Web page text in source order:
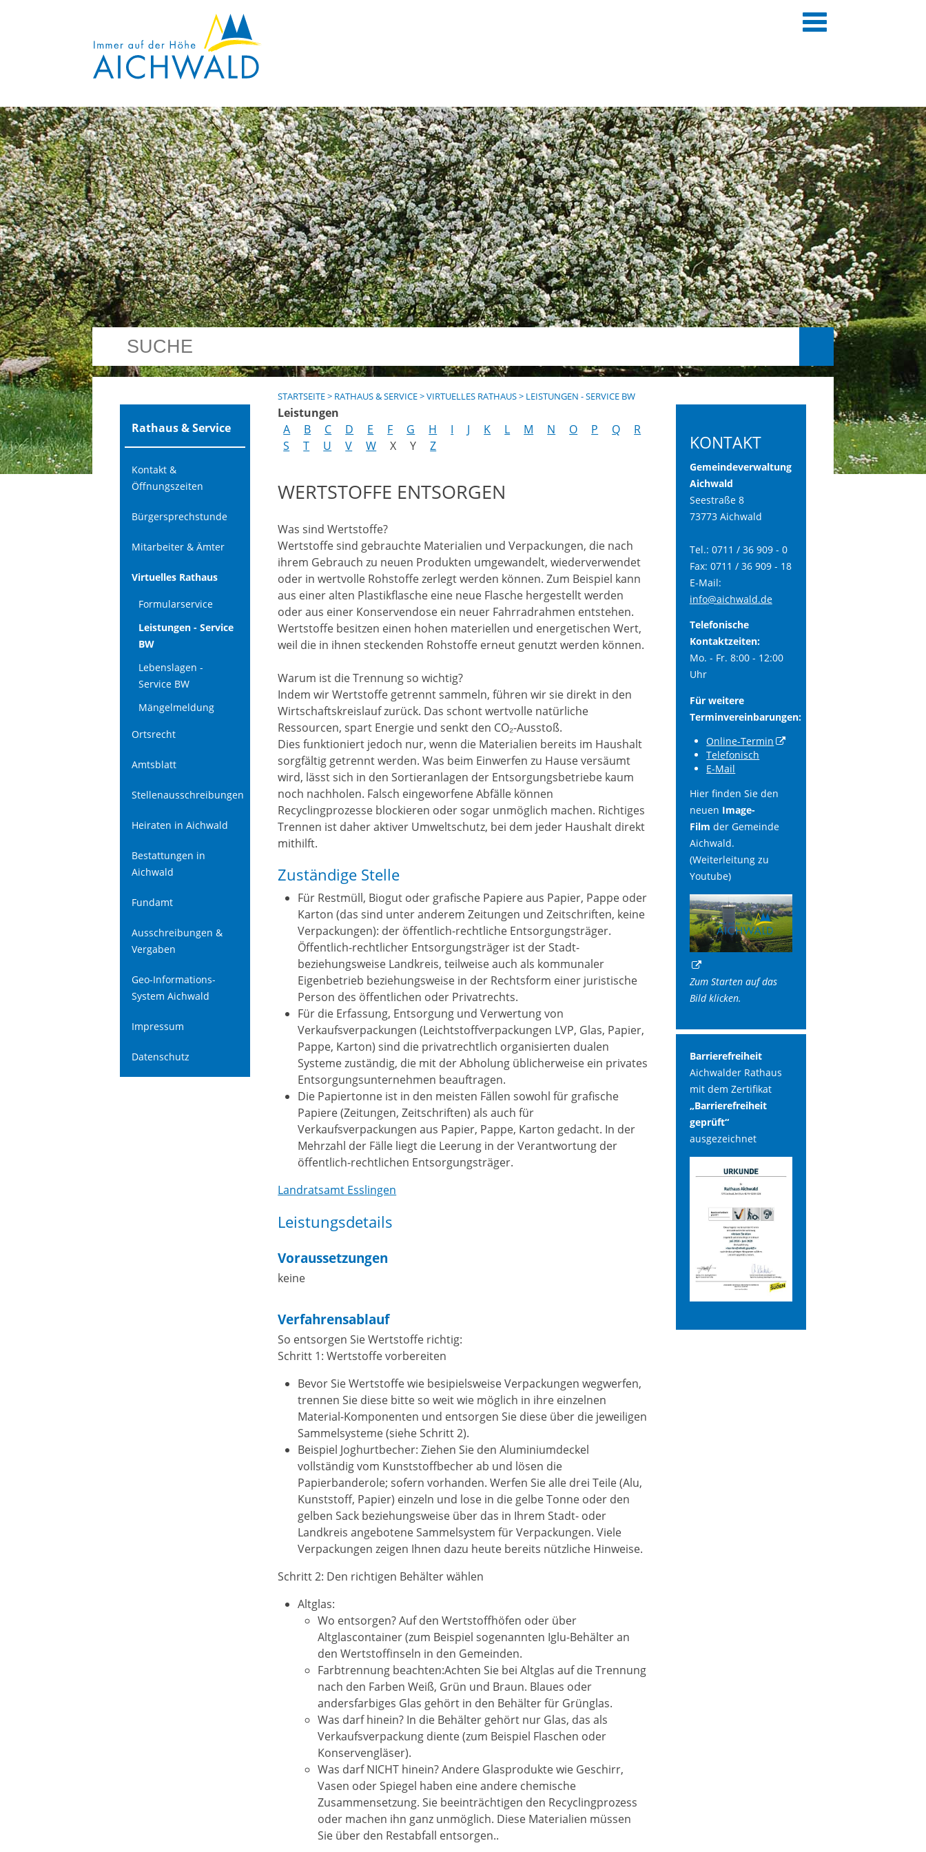
Rathaus & Service
Kontakt &
Öffnungszeiten
Bürgersprechstunde
Mitarbeiter & Ämter
Virtuelles Rathaus
Formularservice
Leistungen - Service
BW
Lebenslagen -
Service BW
Mängelmeldung
Ortsrecht
Amtsblatt
Stellenausschreibungen
Heiraten in Aichwald
Bestattungen in
Aichwald
Fundamt
Ausschreibungen &
Vergaben
Geo-Informations-
System Aichwald
Impressum
Datenschutz
STARTSEITE> RATHAUS & SERVICE>VIRTUELLES RATHAUS> LEISTUNGEN - SERVICE BW
Leistungen
A
B C D E F G H I J K L M N O P Q
R
S
T U V W X Y Z
WERTSTOFFE ENTSORGEN
Was sind Wertstoffe?
Wertstoffe sind gebrauchte Materialien und Verpackungen, die nach
ihrem Gebrauch zu neuen Produkten umgewandelt, wiederverwendet
oder in wertvolle Rohstoffe zerlegt werden können. Zum Beispiel kann
aus einer alten Plastikflasche eine neue Flasche hergestellt werden
oder aus einer Konservendose ein neuer Fahrradrahmen entstehen.
Wertstoffe besitzen einen hohen materiellen und energetischen Wert,
weil die in ihnen steckenden Rohstoffe erneut genutzt werden können.
Warum ist die Trennung so wichtig?
Indem wir Wertstoffe getrennt sammeln, führen wir sie direkt in den
Wirtschaftskreislauf zurück. Das schont wertvolle natürliche
Ressourcen, spart Energie und senkt den CO₂-Ausstoß.
Dies funktioniert jedoch nur, wenn die Materialien bereits im Haushalt
sorgfältig getrennt werden. Was beim Einwerfen zu Hause versäumt
wird, lässt sich in den Sortieranlagen der Entsorgungsbetriebe kaum
noch nachholen. Falsch eingeworfene Abfälle können
Recyclingprozesse blockieren oder sogar unmöglich machen. Richtiges
Trennen ist daher aktiver Umweltschutz, bei dem jeder Haushalt direkt
mithilft.
Zuständige Stelle
Für Restmüll, Biogut oder grafische Papiere aus Papier, Pappe oder
Karton (das sind unter anderem Zeitungen und Zeitschriften, keine
Verpackungen): der öffentlich-rechtliche Entsorgungsträger.
Öffentlich-rechtlicher Entsorgungsträger ist der Stadt-
beziehungsweise Landkreis, teilweise auch als kommunaler
Eigenbetrieb beziehungsweise in der Rechtsform einer juristische
Person des öffentlichen oder Privatrechts.
Für die Erfassung, Entsorgung und Verwertung von
Verkaufsverpackungen (Leichtstoffverpackungen LVP, Glas, Papier,
Pappe, Karton) sind die privatrechtlich organisierten dualen
Systeme zuständig, die mit der Abholung üblicherweise ein privates
Entsorgungsunternehmen beauftragen.
Die Papiertonne ist in den meisten Fällen sowohl für grafische
Papiere (Zeitungen, Zeitschriften) als auch für
Verkaufsverpackungen aus Papier, Pappe, Karton gedacht. In der
Mehrzahl der Fälle liegt die Leerung in der Verantwortung der
öffentlich-rechtlichen Entsorgungsträger.
Landratsamt Esslingen
Leistungsdetails
Voraussetzungen
keine
Verfahrensablauf
So entsorgen Sie Wertstoffe richtig:
Schritt 1: Wertstoffe vorbereiten
Bevor Sie Wertstoffe wie besipielsweise Verpackungen wegwerfen,
trennen Sie diese bitte so weit wie möglich in ihre einzelnen
Material-Komponenten und entsorgen Sie diese über die jeweiligen
Sammelsysteme (siehe Schritt 2).
Beispiel Joghurtbecher: Ziehen Sie den Aluminiumdeckel
vollständig vom Kunststoffbecher ab und lösen die
Papierbanderole; sofern vorhanden. Werfen Sie alle drei Teile (Alu,
Kunststoff, Papier) einzeln und lose in die gelbe Tonne oder den
gelben Sack beziehungsweise über das in Ihrem Stadt- oder
Landkreis angebotene Sammelsystem für Verpackungen. Viele
Verpackungen zeigen Ihnen dazu heute bereits nützliche Hinweise.
Schritt 2: Den richtigen Behälter wählen
Altglas:
Wo entsorgen? Auf den Wertstoffhöfen oder über
Altglascontainer (zum Beispiel sogenannten Iglu-Behälter an
den Wertstoffinseln in den Gemeinden.
Farbtrennung beachten:Achten Sie bei Altglas auf die Trennung
nach den Farben Weiß, Grün und Braun. Blaues oder
andersfarbiges Glas gehört in den Behälter für Grünglas.
Was darf hinein? In die Behälter gehört nur Glas, das als
Verkaufsverpackung diente (zum Beispiel Flaschen oder
Konservengläser).
Was darf NICHT hinein? Andere Glasproduktewie Geschirr,
Vasen oder Spiegel haben eine andere chemische
Zusammensetzung. Sie beeinträchtigen den Recyclingprozess
oder machen ihn ganz unmöglich. Diese Materialien müssen
Sie über den Restabfall entsorgen..
KONTAKT
Gemeindeverwaltung
Aichwald
Seestraße 8
73773 Aichwald
Tel.: 0711 / 36 909 - 0
Fax: 0711 / 36 909 - 18
E-Mail:
info@aichwald.de
Telefonische
Kontaktzeiten:
Mo. - Fr. 8:00 - 12:00
Uhr
Für weitere
Terminvereinbarungen:
Online-Termin
Telefonisch
E-Mail
Hier finden Sie den
neuen Image-
Film der Gemeinde
Aichwald.
(Weiterleitung zu
Youtube)
Zum Starten auf das
Bild klicken.
Barrierefreiheit
Aichwalder Rathaus
mit dem Zertifikat
„Barrierefreiheit
geprüft“
ausgezeichnet